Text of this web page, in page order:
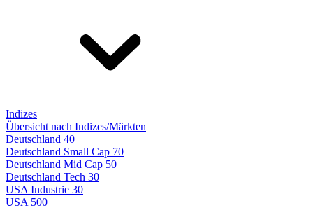
Indizes
Übersicht nach Indizes/Märkten
Deutschland 40
Deutschland Small Cap 70
Deutschland Mid Cap 50
Deutschland Tech 30
USA Industrie 30
USA 500